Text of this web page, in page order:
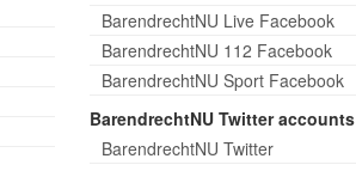
BarendrechtNU Live Facebook
BarendrechtNU 112 Facebook
BarendrechtNU Sport Facebook
BarendrechtNU Twitter accounts
BarendrechtNU Twitter